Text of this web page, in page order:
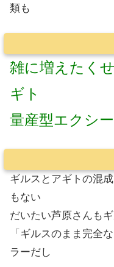
類も
雑に増えたく
ギト
量産型エクシ
ギルスとアギトの混
もない
だいたい芦原さんも
「ギルスのまま完全
ラーだし